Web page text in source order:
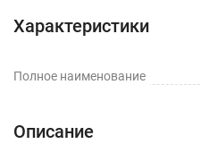
Характеристики
Полное наименование
Описание